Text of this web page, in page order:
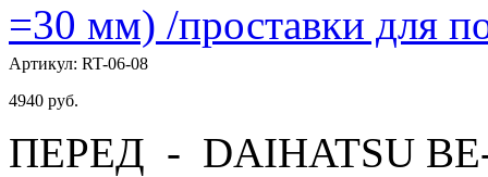
=30 мм) /проставки для
Артикул: RT-06-08
4940 руб.
ПЕРЕД - DAIHATSU